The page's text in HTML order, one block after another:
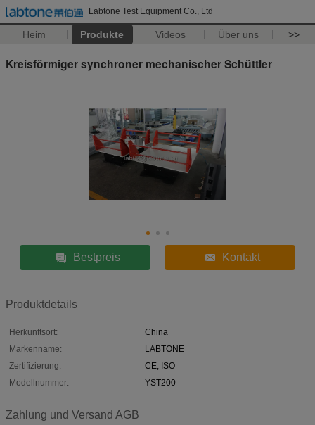
Labtone Test Equipment Co., Ltd
Heim Produkte Videos Über uns >>
Kreisförmiger synchroner mechanischer Schüttler
Bestpreis Kontakt
Produktdetails
Herkunftsort:
China
Markenname:
LABTONE
Zertifizierung:
CE, ISO
Modellnummer:
YST200
Zahlung und Versand AGB